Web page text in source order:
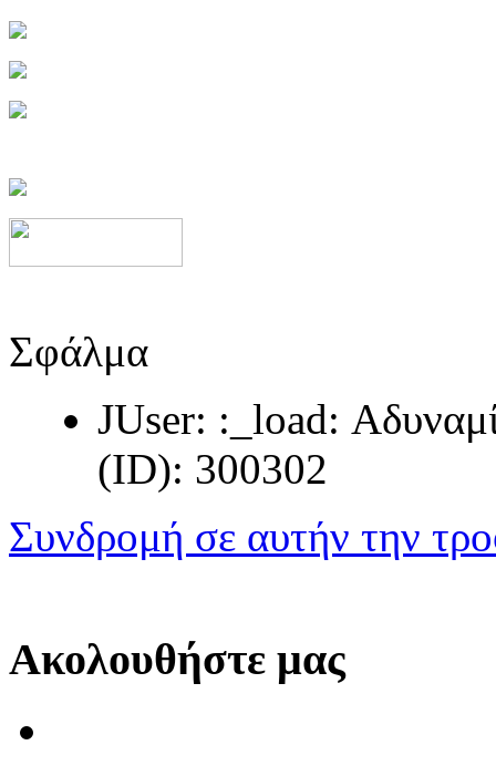
Σφάλμα
JUser: :_load:
(ID): 300302
Συνδρομή σε αυτήν την
Ακολουθήστε μας